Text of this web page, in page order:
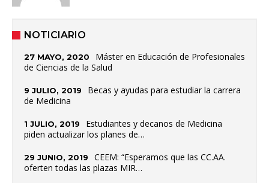
NOTICIARIO
27 MAYO, 2020
Máster en Educación de Profesionales
de Ciencias de la Salud
9 JULIO, 2019
Becas y ayudas para estudiar la carrera
de Medicina
1 JULIO, 2019
Estudiantes y decanos de Medicina
piden actualizar los planes de…
29 JUNIO, 2019
CEEM: “Esperamos que las CC.AA.
oferten todas las plazas MIR…